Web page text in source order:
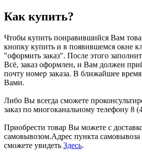
Как купить?
Чтобы купить понравившийся Вам
кнопку купить и в появившемся окне
"оформить заказ". После этого
Всё, заказ оформлен, и Вам должен
почту номер заказа. В ближайшее
Вами.
Либо Вы всегда сможете
заказ по многоканальному телефону 8
Приобрести товар Вы можете с
самовывозом.Адрес пункта
сможете увидеть Здесь.